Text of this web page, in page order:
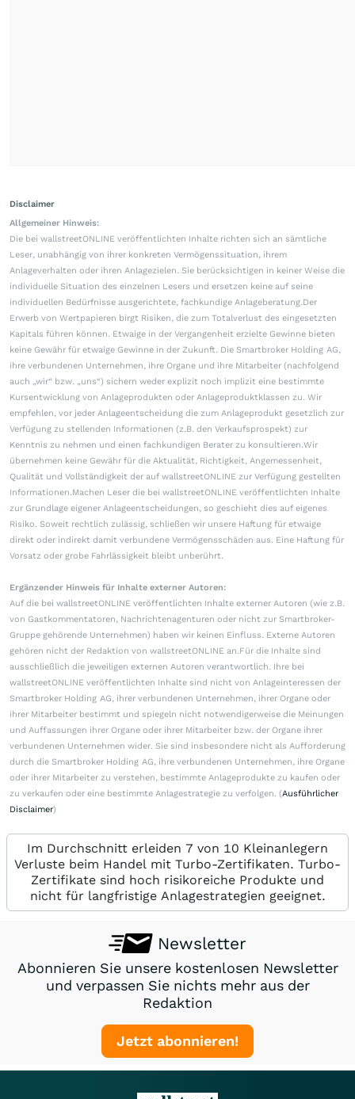
Disclaimer
Allgemeiner Hinweis:
Die bei wallstreetONLINE veröffentlichten Inhalte richten sich an sämtliche
Leser, unabhängig von ihrer konkreten Vermögenssituation, ihrem
Anlageverhalten oder ihren Anlagezielen. Sie berücksichtigen in keiner Weise die
individuelle Situation des einzelnen Lesers und ersetzen keine auf seine
individuellen Bedürfnisse ausgerichtete, fachkundige Anlageberatung.Der
Erwerb von Wertpapieren birgt Risiken, die zum Totalverlust des eingesetzten
Kapitals führen können. Etwaige in der Vergangenheit erzielte Gewinne bieten
keine Gewähr für etwaige Gewinne in der Zukunft. Die Smartbroker Holding AG,
ihre verbundenen Unternehmen, ihre Organe und ihre Mitarbeiter (nachfolgend
auch „wir“ bzw. „uns“) sichern weder explizit noch implizit eine bestimmte
Kursentwicklung von Anlageprodukten oder Anlageproduktklassen zu. Wir
empfehlen, vor jeder Anlageentscheidung die zum Anlageprodukt gesetzlich zur
Verfügung zu stellenden Informationen (z.B. den Verkaufsprospekt) zur
Kenntnis zu nehmen und einen fachkundigen Berater zu konsultieren.Wir
übernehmen keine Gewähr für die Aktualität, Richtigkeit, Angemessenheit,
Qualität und Vollständigkeit der auf wallstreetONLINE zur Verfügung gestellten
Informationen.Machen Leser die bei wallstreetONLINE veröffentlichten Inhalte
zur Grundlage eigener Anlageentscheidungen, so geschieht dies auf eigenes
Risiko. Soweit rechtlich zulässig, schließen wir unsere Haftung für etwaige
direkt oder indirekt damit verbundene Vermögensschäden aus. Eine Haftung für
Vorsatz oder grobe Fahrlässigkeit bleibt unberührt.
Ergänzender Hinweis für Inhalte externer Autoren:
Auf die bei wallstreetONLINE veröffentlichten Inhalte externer Autoren (wie z.B.
von Gastkommentatoren, Nachrichtenagenturen oder nicht zur Smartbroker-
Gruppe gehörende Unternehmen) haben wir keinen Einfluss. Externe Autoren
gehören nicht der Redaktion von wallstreetONLINE an.Für die Inhalte sind
ausschließlich die jeweiligen externen Autoren verantwortlich. Ihre bei
wallstreetONLINE veröffentlichten Inhalte sind nicht von Anlageinteressen der
Smartbroker Holding AG, ihrer verbundenen Unternehmen, ihrer Organe oder
ihrer Mitarbeiter bestimmt und spiegeln nicht notwendigerweise die Meinungen
und Auffassungen ihrer Organe oder ihrer Mitarbeiter bzw. der Organe ihrer
verbundenen Unternehmen wider. Sie sind insbesondere nicht als Aufforderung
durch die Smartbroker Holding AG, ihre verbundenen Unternehmen, ihre Organe
oder ihrer Mitarbeiter zu verstehen, bestimmte Anlageprodukte zu kaufen oder
zu verkaufen oder eine bestimmte Anlagestrategie zu verfolgen. (Ausführlicher
Disclaimer)
Im Durchschnitt erleiden 7 von 10 Kleinanlegern
Verluste beim Handel mit Turbo-Zertifikaten. Turbo-
Zertifikate sind hoch risikoreiche Produkte und
nicht für langfristige Anlagestrategien geeignet.
Newsletter
Abonnieren Sie unsere kostenlosen Newsletter
und verpassen Sie nichts mehr aus der
Redaktion
Jetzt abonnieren!